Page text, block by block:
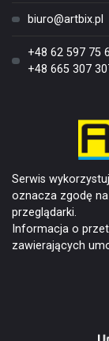
biuro@artbix.pl
+48 62 597 75
+48 665 307
Serwis
oznacza zgodę
przeglądarki.
Informacja o
zawierających